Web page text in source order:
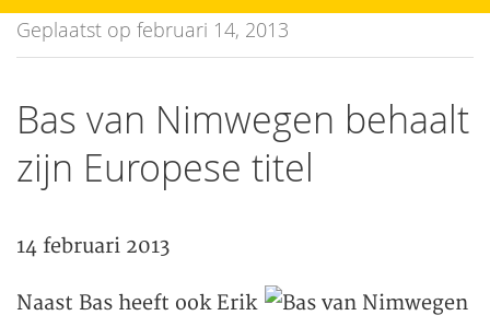
inhoud
Geplaatst op februari 14, 2013
Bas van Nimwegen behaalt
zijn Europese titel
14 februari 2013
Naast Bas heeft ook Erik